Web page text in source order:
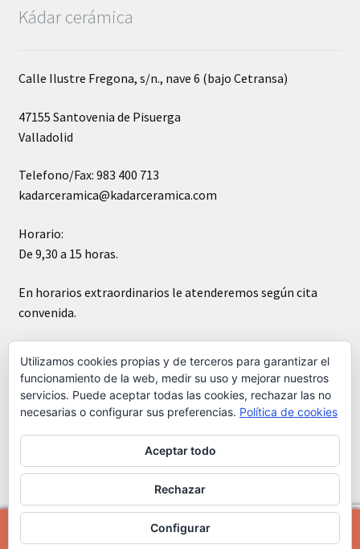
Kádar cerámica
Calle Ilustre Fregona, s/n., nave 6 (bajo Cetransa)
47155 Santovenia de Pisuerga
Valladolid
Telefono/Fax: 983 400 713
kadarceramica@kadarceramica.com
Horario:
De 9,30 a 15 horas.
En horarios extraordinarios le atenderemos según cita
convenida.
Construido con WooCommerce.
Utilizamos cookies propias y de terceros para garantizar el
funcionamiento de la web, medir su uso y mejorar nuestros
servicios. Puede aceptar todas las cookies, rechazar las no
necesarias o configurar sus preferencias. Política de cookies
Aceptar todo
Rechazar
Configurar